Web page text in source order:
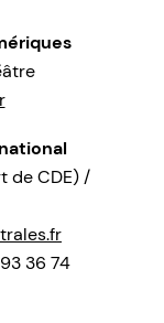
de CDE) /
36 74